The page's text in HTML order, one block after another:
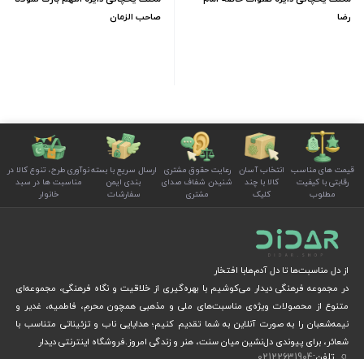
رضا
صاحب الزمان
قیمت های مناسب
رقابتی با کیفیت
مطلوب
انتخاب آسان
کالا با چند
کلیک
رعایت حقوق مشتری
شنیدن شفاف صدای
مشتری
ارسال سریع با بسته
بندی ایمن
سفارشات
نوآوری طرح، تنوع کالا در
مناسبت ها در سبد
خانوار
از دل مناسبت‌ها تا دل آدم‌هابا افتخار
در مجموعه فرهنگی دیدار می‌کوشیم با بهره‌گیری از خلاقیت و نگاه فرهنگی، مجموعه‌ای
متنوع از محصولات ویژه‌ی مناسبت‌های ملی و مذهبی همچون محرم، فاطمیه، غدیر و
نیمه‌شعبان را به صورت آنلاین به شما تقدیم کنیم؛ هدایایی ناب و تزئیناتی متناسب با
شعائر، برای پیوندی دل‌نشین میان سنت، هنر و زندگی امروز.فروشگاه اینترنتی دیدار